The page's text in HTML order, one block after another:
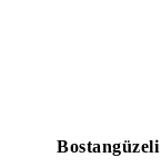
Bostangüzeli